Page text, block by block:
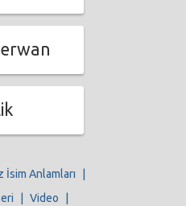
İsim Anlamları
Video